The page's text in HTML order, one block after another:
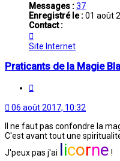
Messages :37
Enregistré le :01 août
Contact :
PassionMagieBlanche
Site Internet
Praticants de la Magie
06 août 2017, 10:32
Il ne faut pas confondre la
C'est avant tout une
J'peux pas j'ai
icorne !